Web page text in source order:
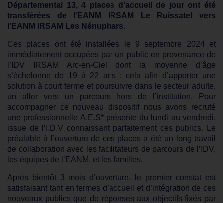
Départemental 13, 4 places d’accueil de jour ont été
transférées de l’EANM IRSAM Le Ruissatel vers
l’EANM IRSAM Les Nénuphars.
Ces places ont été installées le 9 septembre 2024 et
immédiatement occupées par un public en provenance de
l’IDV IRSAM Arc-en-Ciel dont la moyenne d’âge
s’échelonne de 19 à 22 ans ; cela afin d’apporter une
solution à court terme et poursuivre dans le secteur adulte,
un aller vers un parcours hors de l’institution. Pour
accompagner ce nouveau dispositif nous avons recruté
une professionnelle A.E.S* présente du lundi au vendredi,
issue de l’I.D.V connaissant parfaitement ces publics. Le
préalable à l’ouverture de ces places a été un long travail
de collaboration avec les facilitateurs de parcours de l’IDV,
les équipes de l’EANM. et les familles.
Après bientôt 3 mois d’ouverture, le premier constat est
satisfaisant tant en termes d’accueil et d’intégration de ces
nouveaux publics que de réponses aux objectifs fixés par